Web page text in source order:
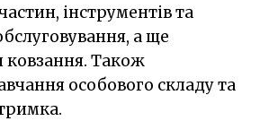
інструментів та
а ще
Також
особового складу та